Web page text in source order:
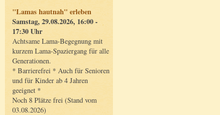
"Lamas hautnah" erleben
Samstag, 29.08.2026, 16:00 -
17:30 Uhr
Achtsame Lama-Begegnung mit
kurzem Lama-Spaziergang für alle
Generationen.
* Barrierefrei * Auch für Senioren
und für Kinder ab 4 Jahren
geeignet *
Noch 8 Plätze frei (Stand vom
03.08.2026)